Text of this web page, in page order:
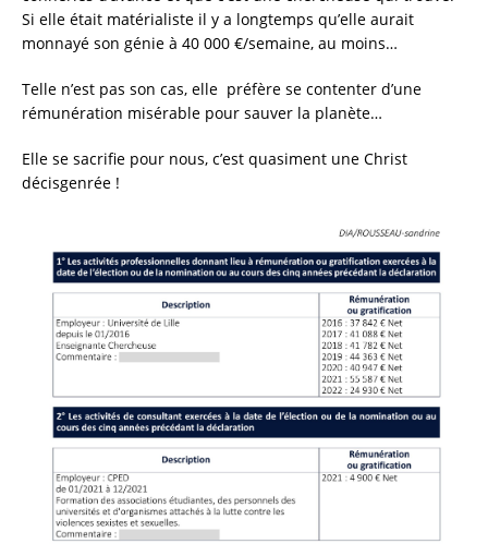
Si elle était matérialiste il y a longtemps qu’elle aurait
monnayé son génie à 40 000 €/semaine, au moins…
Telle n’est pas son cas, elle préfère se contenter d’une
rémunération misérable pour sauver la planète…
Elle se sacrifie pour nous, c’est quasiment une Christ
décisgenrée !